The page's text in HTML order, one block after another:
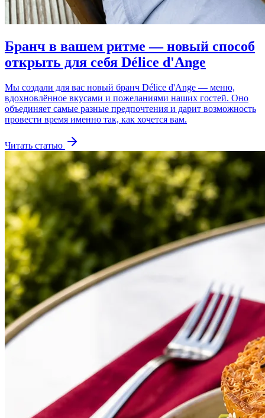
Бранч в вашем ритме — новый способ
открыть для себя Délice d'Ange
Мы создали для вас новый бранч Délice d'Ange — меню,
вдохновлённое вкусами и пожеланиями наших гостей. Оно
объединяет самые разные предпочтения и дарит возможность
провести время именно так, как хочется вам.
Читать статью